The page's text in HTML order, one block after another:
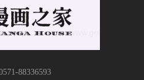
88336593